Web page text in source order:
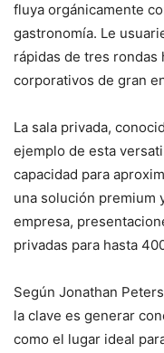
fluya orgánicamente
gastronomía. Le
rápidas de tres rondas
corporativos de gran
La sala privada,
ejemplo de esta
capacidad para
una solución premium
empresa,
privadas para hasta
Según Jonathan
la clave es generar
como el lugar ideal